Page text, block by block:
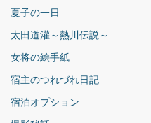
夏子の一日
太田道灌～熱川伝説～
女将の絵手紙
宿主のつれづれ日記
宿泊オプション